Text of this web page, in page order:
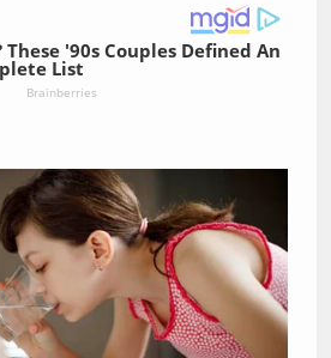
'90s Couples Defined An
List
Brainberries